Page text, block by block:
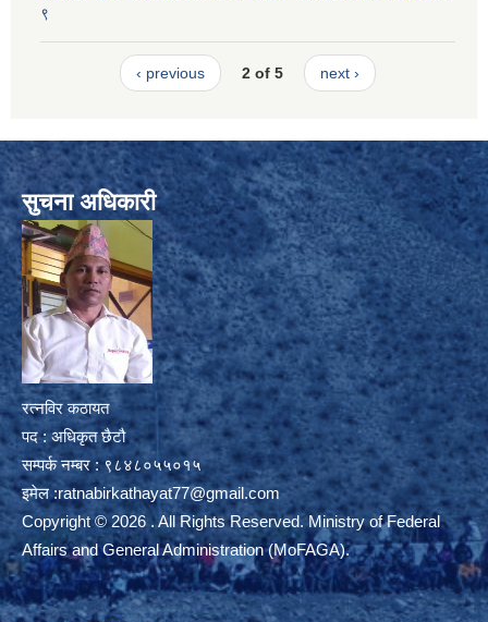
९
‹ previous 2 of 5 next ›
सुचना अधिकारी
रत्नविर कठायत
पद : अधिकृत छैटौ
सम्पर्क नम्बर : ९८४८०५५०१५
इमेल :ratnabirkathayat77@gmail.com
Copyright © 2026 . All Rights Reserved. Ministry of Federal
Affairs and General Administration (MoFAGA).